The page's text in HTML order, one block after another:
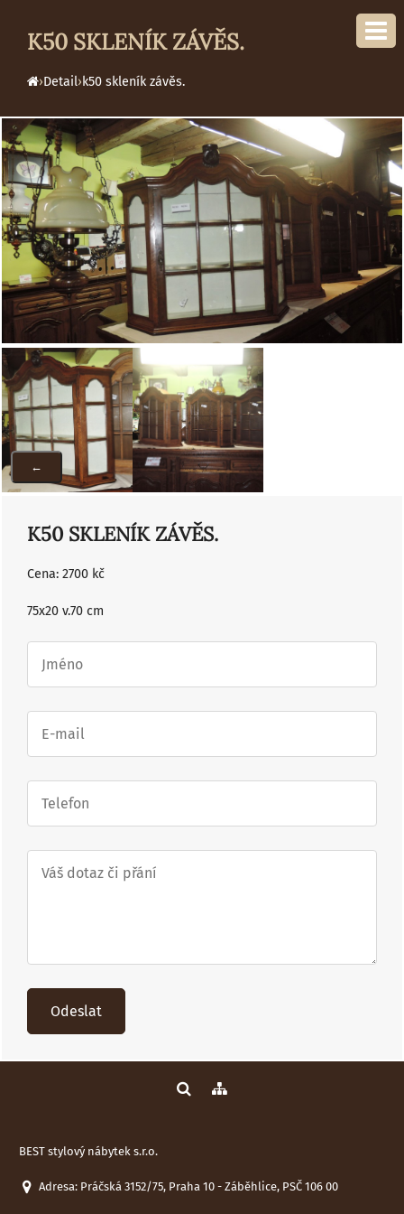
K50 SKLENÍK ZÁVĚS.
›Detail› k50 skleník závěs.
←
K50 SKLENÍK ZÁVĚS.
Cena: 2700 kč
75x20 v.70 cm
Odeslat
BEST stylový nábytek s.r.o.
Adresa: Práčská 3152/75, Praha 10 - Záběhlice, PSČ 106 00